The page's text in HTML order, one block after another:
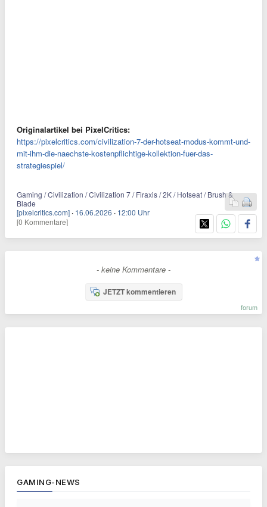
Originalartikel bei PixelCritics:
https://pixelcritics.com/civilization-7-der-hotseat-modus-kommt-und-
mit-ihm-die-naechste-kostenpflichtige-kollektion-fuer-das-
strategiespiel/
Gaming / Civilization / Civilization 7 / Firaxis / 2K / Hotseat / Brush &
Blade
[pixelcritics.com] · 16.06.2026 · 12:00 Uhr
[0 Kommentare]
- keine Kommentare -
JETZT kommentieren
forum
GAMING-NEWS